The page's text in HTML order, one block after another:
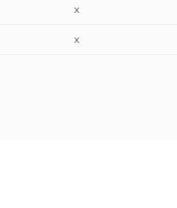
x
x